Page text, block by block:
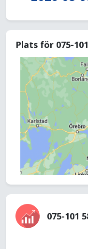
Plats för 075-
075-101